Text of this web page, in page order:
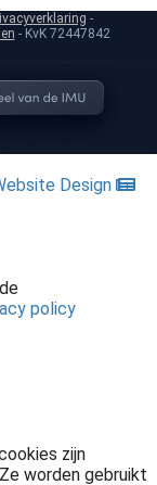
-
- KvK 72447842
Design
policy
zijn
worden gebruikt